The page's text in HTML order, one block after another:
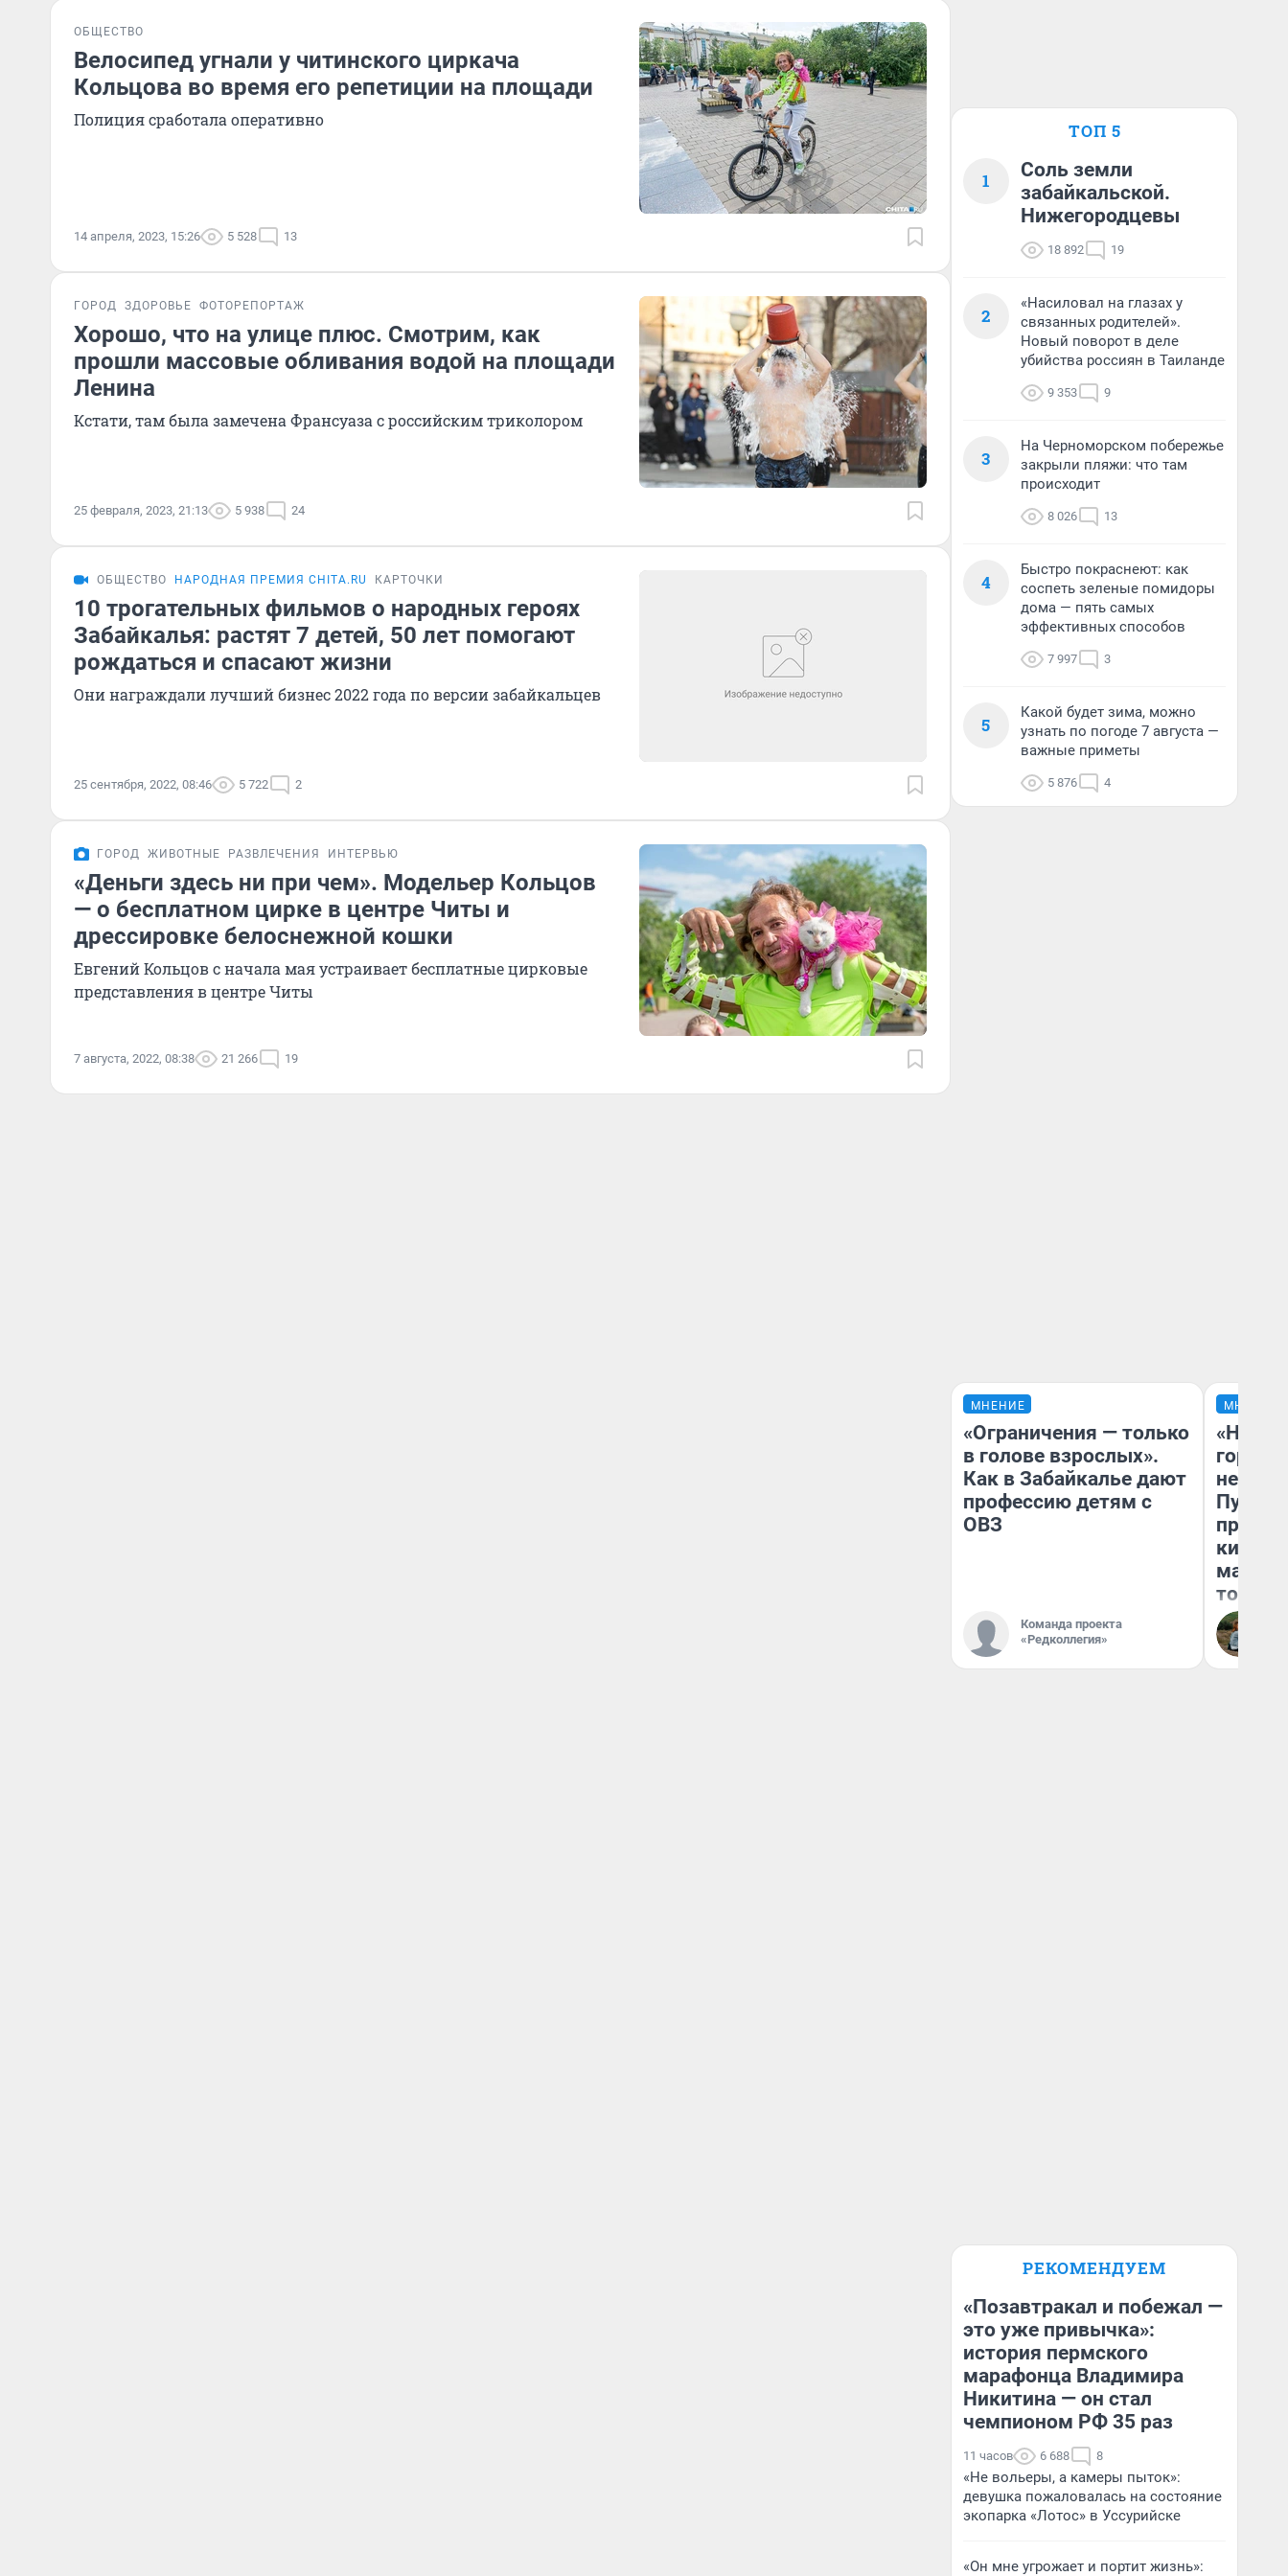
ОБЩЕСТВО
Велосипед угнали у читинского циркача
Кольцова во время его репетиции на площади
Полиция сработала оперативно
14 апреля, 2023, 15:26 5 528 13
ГОРОД ЗДОРОВЬЕ ФОТОРЕПОРТАЖ
Хорошо, что на улице плюс. Смотрим, как
прошли массовые обливания водой на площади
Ленина
Кстати, там была замечена Франсуаза с российским триколором
25 февраля, 2023, 21:13 5 938 24
ОБЩЕСТВО НАРОДНАЯ ПРЕМИЯ CHITA.RU КАРТОЧКИ
10 трогательных фильмов о народных героях
Забайкалья: растят 7 детей, 50 лет помогают
рождаться и спасают жизни
Они награждали лучший бизнес 2022 года по версии забайкальцев
25 сентября, 2022, 08:46 5 722 2
ГОРОД ЖИВОТНЫЕ РАЗВЛЕЧЕНИЯ ИНТЕРВЬЮ
«Деньги здесь ни при чем». Модельер Кольцов
— о бесплатном цирке в центре Читы и
дрессировке белоснежной кошки
Евгений Кольцов с начала мая устраивает бесплатные цирковые
представления в центре Читы
7 августа, 2022, 08:38 21 266 19
ТОП 5
1
Соль земли
забайкальской.
Нижегородцевы
18 892 19
2
«Насиловал на глазах у
связанных родителей».
Новый поворот в деле
убийства россиян в Таиланде
9 353 9
3
На Черноморском побережье
закрыли пляжи: что там
происходит
8 026 13
4
Быстро покраснеют: как
соспеть зеленые помидоры
дома — пять самых
эффективных способов
7 997 3
5
Какой будет зима, можно
узнать по погоде 7 августа —
важные приметы
5 876 4
МНЕНИЕ
«Ограничения — только
в голове взрослых».
Как в Забайкалье дают
профессию детям с
ОВЗ
Команда проекта
«Редколлегия»
МНЕНИЕ
«Нет
того
РЕКОМЕНДУЕМ
«Позавтракал и побежал —
это уже привычка»:
история пермского
марафонца Владимира
Никитина — он стал
чемпионом РФ 35 раз
11 часов 6 688 8
«Не вольеры, а камеры пыток»:
девушка пожаловалась на состояние
экопарка «Лотос» в Уссурийске
«Он мне угрожает и портит жизнь»: